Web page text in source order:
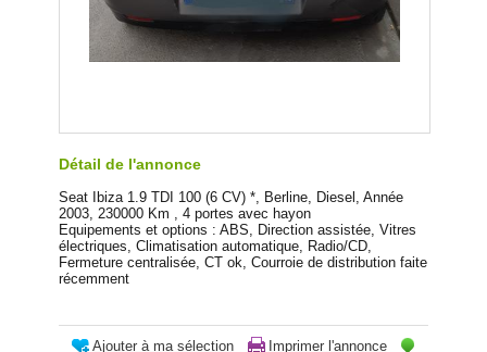
Détail de l'annonce
Seat Ibiza 1.9 TDI 100 (6 CV) *, Berline, Diesel, Année
2003, 230000 Km , 4 portes avec hayon
Equipements et options : ABS, Direction assistée, Vitres
électriques, Climatisation automatique, Radio/CD,
Fermeture centralisée, CT ok, Courroie de distribution faite
récemment
Ajouter à ma sélection
Imprimer l'annonce